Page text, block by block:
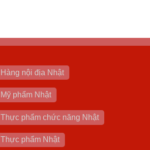
Hàng nội địa Nhật
Mỹ phẩm Nhật
Thực phẩm chức năng Nhật
Thực phẩm Nhật